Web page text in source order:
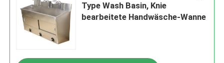
Type Wash Basin, Knie
bearbeitete Handwäsche-Wanne